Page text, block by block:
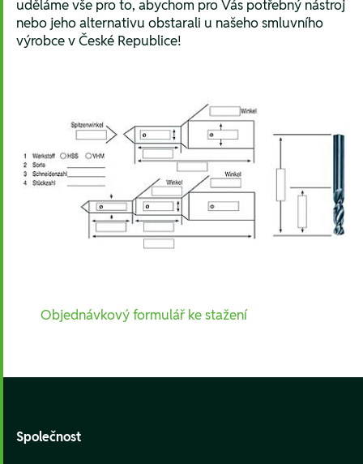
uděláme vše pro to, abychom pro Vás potřebný nástroj
nebo jeho alternativu obstarali u našeho smluvního
výrobce v České Republice!
Objednávkový formulář ke stažení
Společnost